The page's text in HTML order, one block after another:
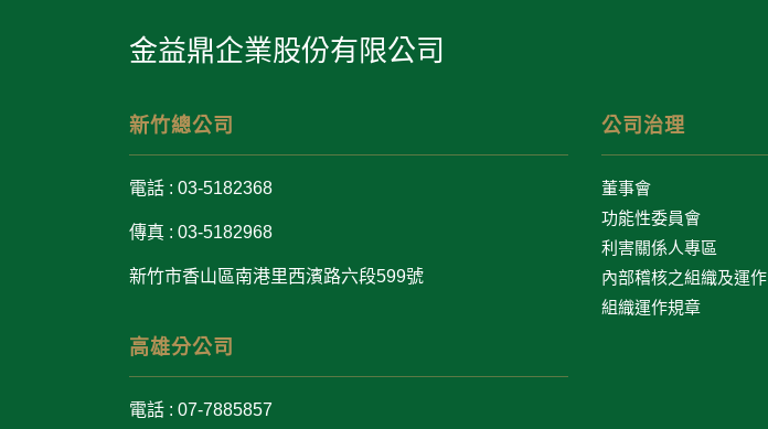
金益鼎企業股份有限公司
新竹總公司
電話 : 03-5182368
傳真 : 03-5182968
新竹市香山區南港里西濱路六段599號
高雄分公司
電話 : 07-7885857
公司治理
董事會
功能性委員會
利害關係人專區
內部稽核之組織及運作
組織運作規章